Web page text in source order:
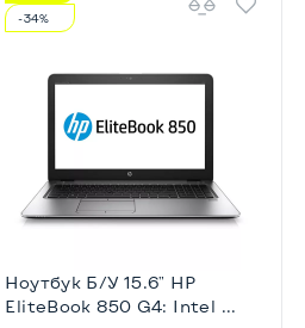
-34%
Ноутбук Б/У 15.6" HP
EliteBook 850 G4: Intel ...